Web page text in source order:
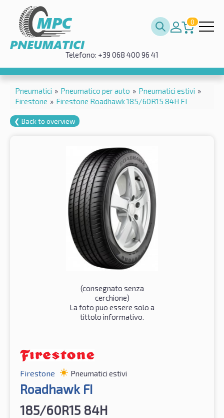
0
Telefono: +39 068 400 96 41
Pneumatici » Pneumatico per auto » Pneumatici estivi »
Firestone » Firestone Roadhawk 185/60R15 84H FI
❮ Back to overview
(consegnato senza
cerchione)
La foto puo essere solo a
tittolo informativo.
Firestone Pneumatici estivi
Roadhawk FI
185/60R15 84H